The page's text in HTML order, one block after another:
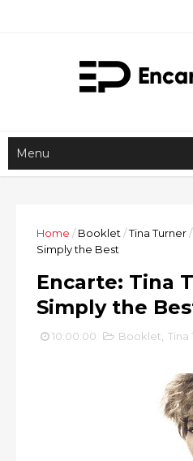
Home / Booklet /Tina Turner/
Simply the Best
Encarte: Tina
Simply the
10:00:00 Booklet Tina